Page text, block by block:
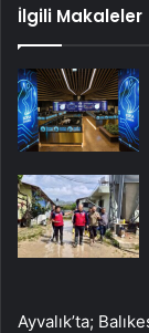
İlgili Makaleler
Ayvalık’ta;